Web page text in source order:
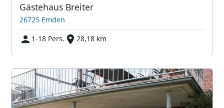
Gästehaus Breiter
26725 Emden
1-18 Pers.
28,18 km